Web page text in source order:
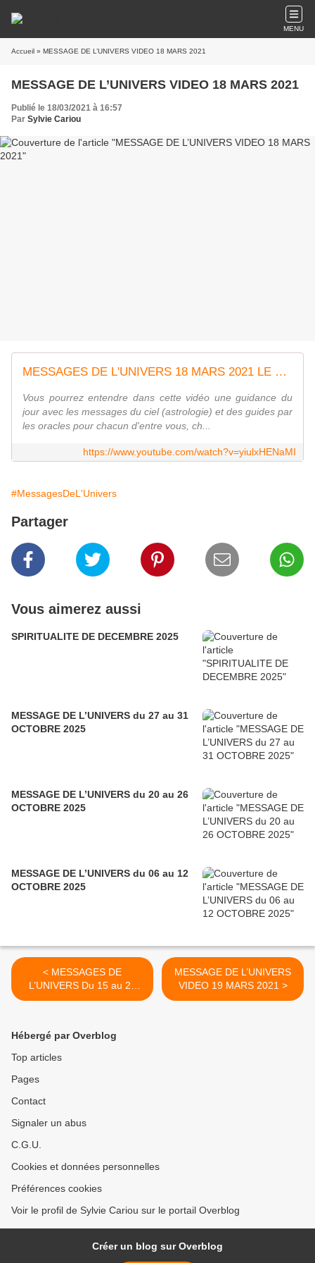
MENU
Accueil » MESSAGE DE L’UNIVERS VIDEO 18 MARS 2021
MESSAGE DE L’UNIVERS VIDEO 18 MARS 2021
Publié le 18/03/2021 à 16:57
Par Sylvie Cariou
MESSAGES DE L'UNIVERS 18 MARS 2021 LE POGNARD ANNONCE UNE RUPTURE, UNE TRAHISON, UN LIEN ROMPU
Vous pourrez entendre dans cette vidéo une guidance du
jour avec les messages du ciel (astrologie) et des guides par
les oracles pour chacun d'entre vous, ch...
https://www.youtube.com/watch?v=yiulxHENaMI
#MessagesDeL'Univers
Partager
Vous aimerez aussi
SPIRITUALITE DE DECEMBRE 2025
MESSAGE DE L’UNIVERS du 27 au 31
OCTOBRE 2025
MESSAGE DE L’UNIVERS du 20 au 26
OCTOBRE 2025
MESSAGE DE L’UNIVERS du 06 au 12
OCTOBRE 2025
< MESSAGES DE
L’UNIVERS Du 15 au 21
MARS 2021
MESSAGE DE L’UNIVERS
VIDEO 19 MARS 2021 >
Hébergé par Overblog
Top articles
Pages
Contact
Signaler un abus
C.G.U.
Cookies et données personnelles
Préférences cookies
Voir le profil de Sylvie Cariou sur le portail Overblog
Créer un blog sur Overblog